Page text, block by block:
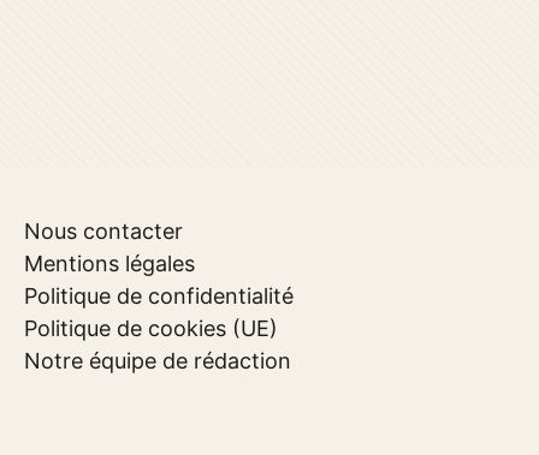
Nous contacter
Mentions légales
Politique de confidentialité
Politique de cookies (UE)
Notre équipe de rédaction